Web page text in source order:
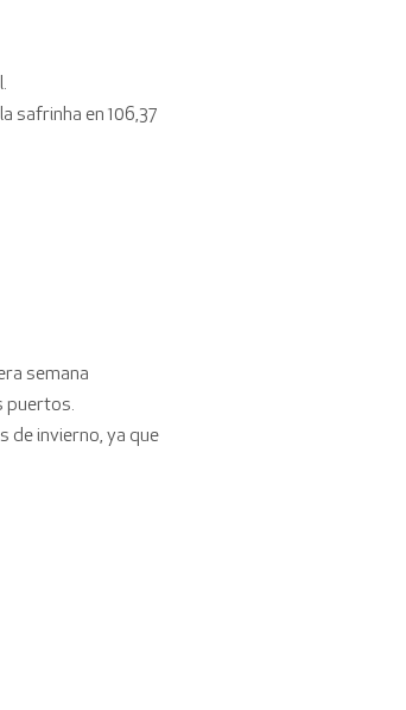
safrinha en 106,37
semana
puertos.
de invierno, ya que